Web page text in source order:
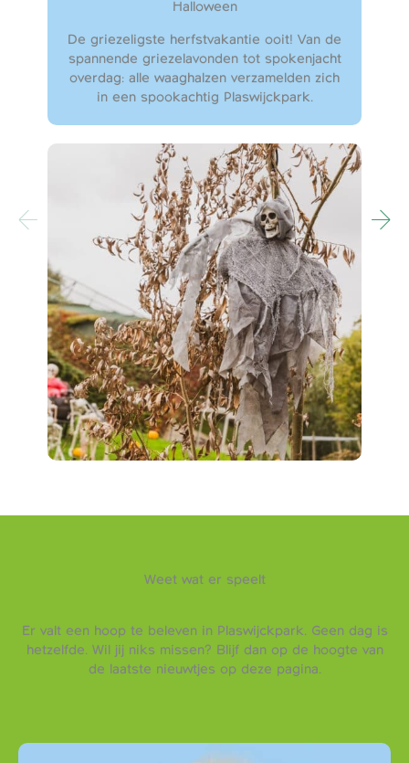
Halloween
De griezeligste herfstvakantie ooit! Van de
spannende griezelavonden tot spokenjacht
overdag: alle waaghalzen verzamelden zich
in een spookachtig Plaswijckpark.
Weet wat er speelt
Er valt een hoop te beleven in Plaswijckpark. Geen dag is
hetzelfde. Wil jij niks missen? Blijf dan op de hoogte van
de laatste nieuwtjes op deze pagina.